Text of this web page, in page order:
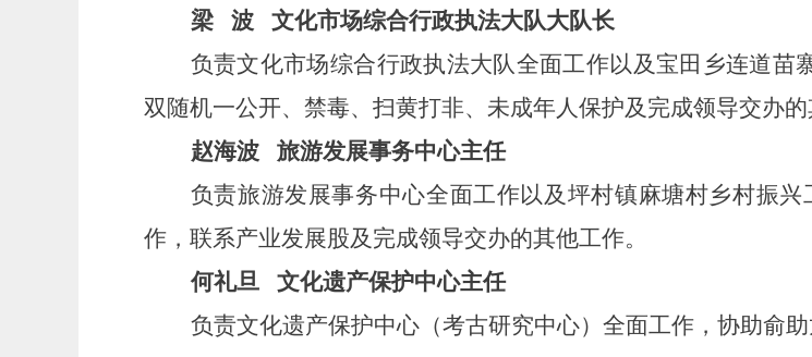
梁
波
文化市场综合行政执法大队大队长
负责文化市场综合行政执法大队全面工作以及宝田乡连道苗
双随机一公开、禁毒、扫黄打非、未成年人保护及完成领导交办
赵海波
旅游发展事务中心主任
负责旅游发展事务中心全面工作以及 坪村镇麻塘村乡村振兴
作，联系产业发展股及完成领导交办的其他工作。
何礼旦
文化遗产保护中心主任
负责文化遗产保护中心（考古研究中心） 全面工作，协助俞